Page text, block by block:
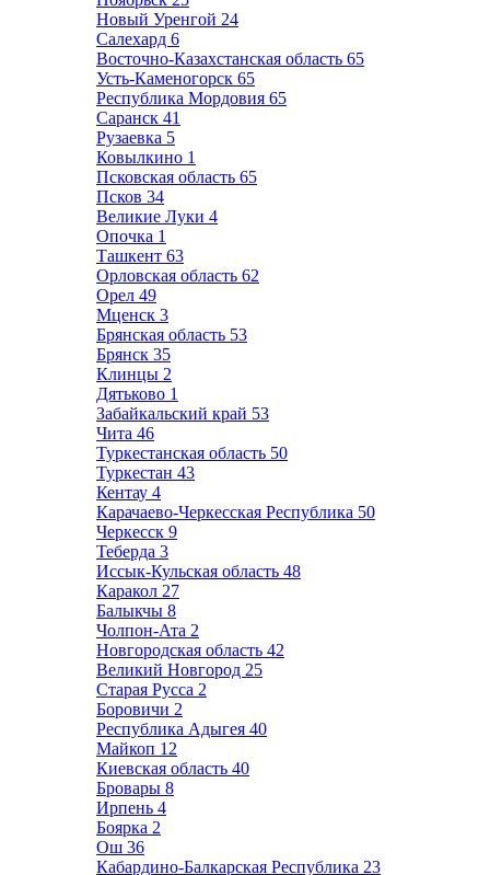
Новый Уренгой 24
Салехард 6
Восточно-Казахстанская область 65
Усть-Каменогорск 65
Республика Мордовия 65
Саранск 41
Рузаевка 5
Ковылкино 1
Псковская область 65
Псков 34
Великие Луки 4
Опочка 1
Ташкент 63
Орловская область 62
Орел 49
Мценск 3
Брянская область 53
Брянск 35
Клинцы 2
Дятьково 1
Забайкальский край 53
Чита 46
Туркестанская область 50
Туркестан 43
Кентау 4
Карачаево-Черкесская Республика 50
Черкесск 9
Теберда 3
Иссык-Кульская область 48
Каракол 27
Балыкчы 8
Чолпон-Ата 2
Новгородская область 42
Великий Новгород 25
Старая Русса 2
Боровичи 2
Республика Адыгея 40
Майкоп 12
Киевская область 40
Бровары 8
Ирпень 4
Боярка 2
Ош 36
Кабардино-Балкарская Республика 23